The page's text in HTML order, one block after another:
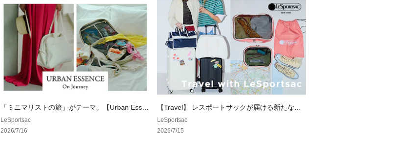
【レスポ　C363】
と画面上部の「検索欄」に入力し、ご確認ください。
【レスポートサック 公式ショップ　lesportsac トー
ト　バッグ　公式ショップ　スリム　サブバッグ　軽
量　軽い　エッセンシャル　ナイロン　通勤　通学　デ
イリー】
「ミニマリストの旅」がテーマ。【Urban Esse
nce On Journey】
LeSportsac
2026/7/16
【Travel】 レスポートサックが届ける新たな旅
支度
LeSportsac
2026/7/15